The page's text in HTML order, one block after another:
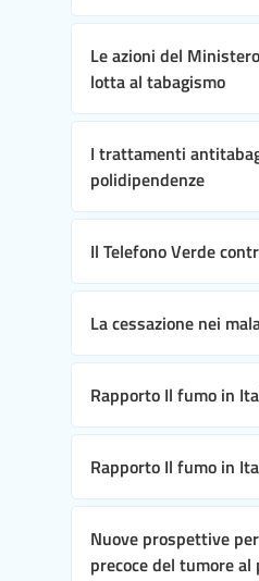
Le azioni del
lotta al tabagismo
I trattamenti
polidipendenze
Il Telefono Verde
La cessazione nei
Rapporto Il fumo in
Rapporto Il fumo in
Nuove prospettive
precoce del tumore al